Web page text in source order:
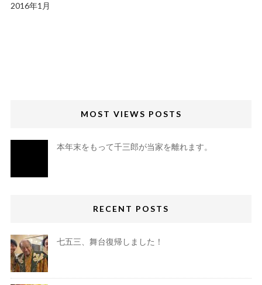
2016年1月
MOST VIEWS POSTS
本年末をもって千三郎が当家を離れます。
RECENT POSTS
七五三、舞台復帰しました！